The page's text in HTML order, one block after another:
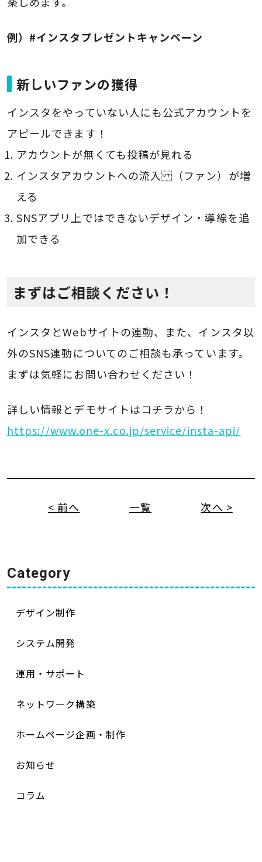
例）#インスタプレゼントキャンペーン
新しいファンの獲得
インスタをやっていない人にも公式アカウントを
アピールできます！
アカウントが無くても投稿が見れる
インスタアカウントへの流入 （ファン）が増
える
SNSアプリ上ではできないデザイン・導線を追
加できる
まずはご相談ください！
インスタとWebサイトの連動、また、インスタ以
外のSNS連動についてのご相談も承っています。
まずは気軽にお問い合わせください！
詳しい情報とデモサイトはコチラから！
https://www.one-x.co.jp/service/insta-api/
< 前へ 一覧 次へ >
Category
デザイン制作
システム開発
運用・サポート
ネットワーク構築
ホームページ企画・制作
お知らせ
コラム